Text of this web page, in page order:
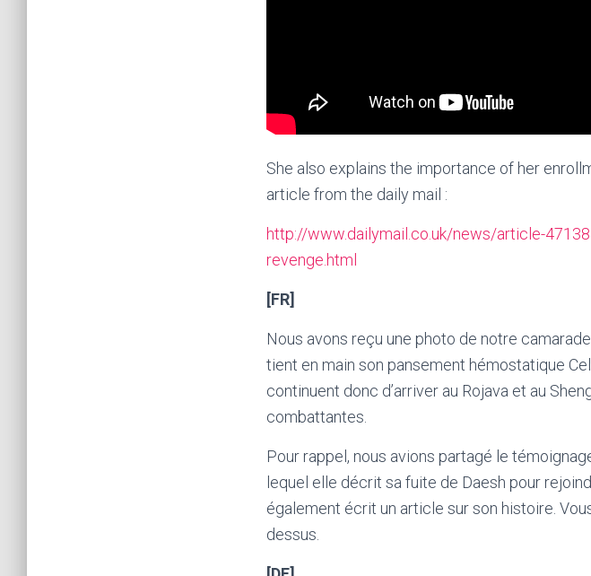
She also explains the importance of her
article from the daily mail :
http://www.dailymail.co.uk/news/article-
revenge.html
[FR]
Nous avons reçu une photo de notre
tient en main son pansement hémostatique
continuent donc d’arriver au Rojava et au
combattantes.
Pour rappel, nous avions partagé le
lequel elle décrit sa fuite de Daesh pour
également écrit un article sur son histoire.
dessus.